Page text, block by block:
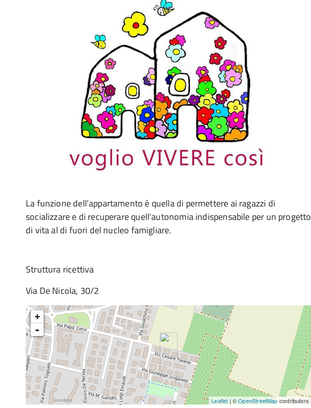
La funzione dell'appartamento è quella di permettere ai ragazzi di
socializzare e di recuperare quell'autonomia indispensabile per un progetto
di vita al di fuori del nucleo famigliare.
Struttura ricettiva
Via De Nicola, 30/2
+
-
Leaflet | ©OpenStreetMapcontributors